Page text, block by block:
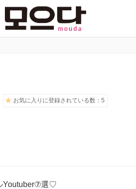
お気に入りに登録されている数：5
Youtuber⑦選♡